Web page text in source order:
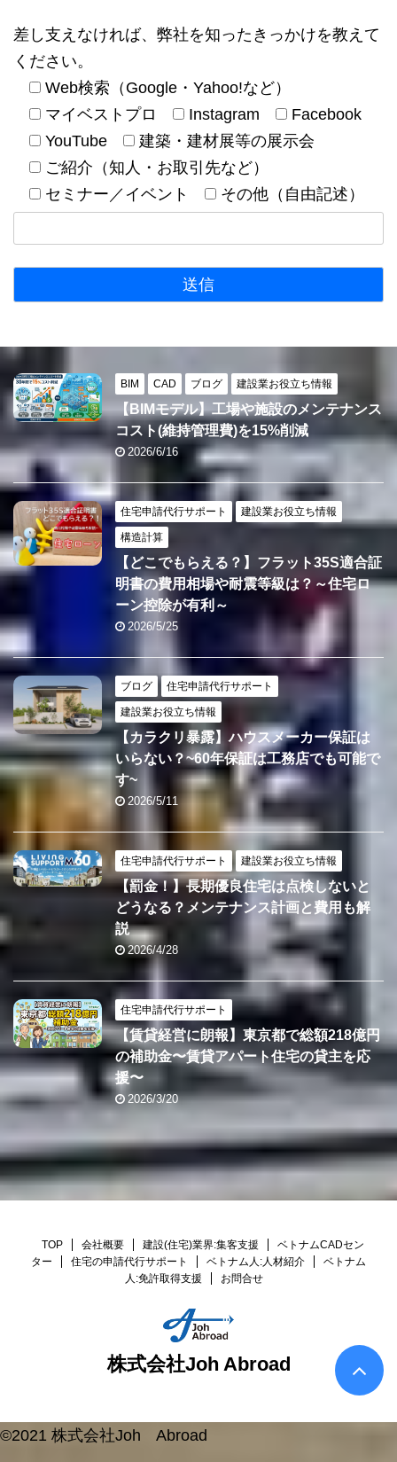
差し支えなければ、弊社を知ったきっかけを教えて
ください。
Web検索（Google・Yahoo!など）
マイベストプロ
Instagram
Facebook
YouTube
建築・建材展等の展示会
ご紹介（知人・お取引先など）
セミナー／イベント
その他（自由記述）
BIM CAD ブログ 建設業お役立ち情報
【BIMモデル】工場や施設のメンテナンス
コスト(維持管理費)を15%削減
2026/6/16
住宅申請代行サポート 建設業お役立ち情報
構造計算
【どこでもらえる？】フラット35S適合証
明書の費用相場や耐震等級は？～住宅ロ
ーン控除が有利～
2026/5/25
ブログ 住宅申請代行サポート
建設業お役立ち情報
【カラクリ暴露】ハウスメーカー保証は
いらない？~60年保証は工務店でも可能で
す~
2026/5/11
住宅申請代行サポート 建設業お役立ち情報
【罰金！】長期優良住宅は点検しないと
どうなる？メンテナンス計画と費用も解
説
2026/4/28
住宅申請代行サポート
【賃貸経営に朗報】東京都で総額218億円
の補助金〜賃貸アパート住宅の貸主を応
援〜
2026/3/20
TOP 会社概要 建設(住宅)業界:集客支援
ベトナムCADセン
ター
住宅の申請代行サポート ベトナム人:人材紹介
ベトナム
人:免許取得支援
お問合せ
株式会社Joh Abroad
©2021 株式会社Joh Abroad